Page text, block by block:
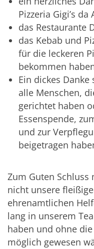
Pizzeria Gigi’s da
das Restaurante
das Kebab und
für die leckeren
bekommen
Ein dickes
alle Menschen,
gerichtet haben
Essenspende,
und zur
beigetragen
Zum Guten
nicht unsere
ehrenamtlichen
lang in unserem
haben und ohne
möglich gewesen